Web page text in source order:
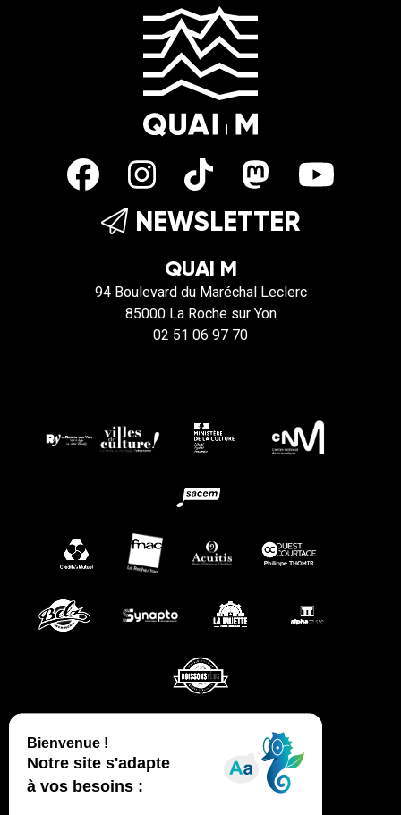
NEWSLETTER
QUAI M
94 Boulevard du Maréchal Leclerc
85000 La Roche sur Yon
02 51 06 97 70